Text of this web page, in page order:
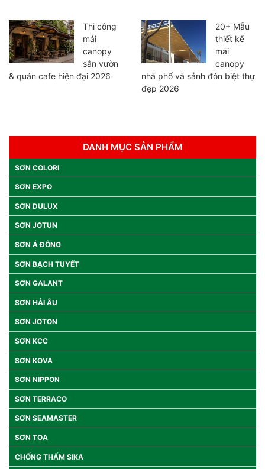
Thi công
mái
canopy
sân vườn
& quán cafe hiện đại 2026
20+ Mẫu
thiết kế
mái
canopy
nhà phố và sảnh đón biệt thự
đẹp 2026
DANH MỤC SẢN PHẨM
SƠN COLORI
SƠN EXPO
SƠN DULUX
SƠN JOTUN
SƠN Á ĐÔNG
SƠN BẠCH TUYẾT
SƠN GALANT
SƠN HẢI ÂU
SƠN JOTON
SƠN KCC
SƠN KOVA
SƠN NIPPON
SƠN TERRACO
SƠN SEAMASTER
SƠN TOA
CHỐNG THẤM SIKA